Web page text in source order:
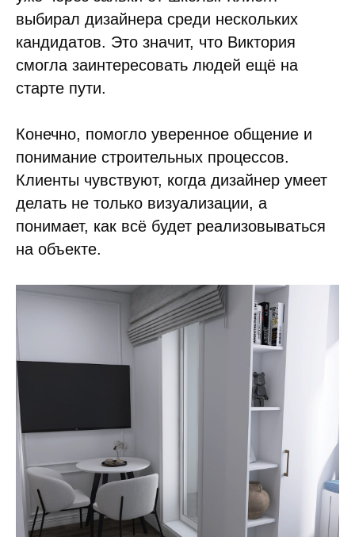
выбирал дизайнера среди нескольких
кандидатов. Это значит, что Виктория
смогла заинтересовать людей ещё на
старте пути.
Конечно, помогло уверенное общение и
понимание строительных процессов.
Клиенты чувствуют, когда дизайнер умеет
делать не только визуализации, а
понимает, как всё будет реализовываться
на объекте.